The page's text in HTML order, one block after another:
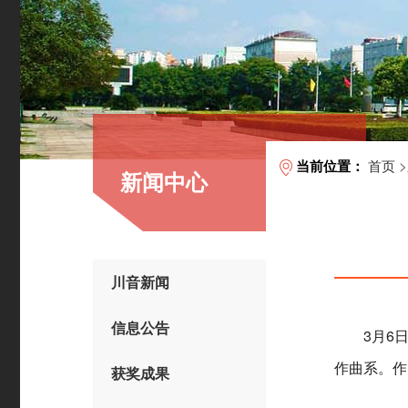
新闻中心
川音新闻
信息公告
获奖成果
当前位置： 首页 >
3月6
作曲系。